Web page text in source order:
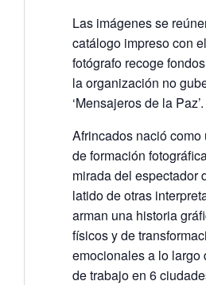
Las imágenes se
catálogo impreso con
fotógrafo recoge
la organización no
‘Mensajeros de la Paz’.
Afrincados nació como
de formación
mirada del espectador
latido de otras
arman una historia
físicos y de
emocionales a lo largo
de trabajo en 6